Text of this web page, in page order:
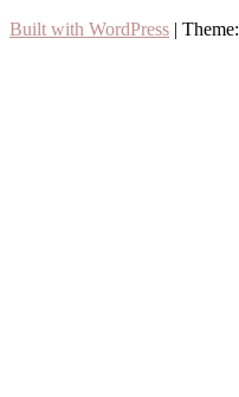
Built with WordPress | Theme: